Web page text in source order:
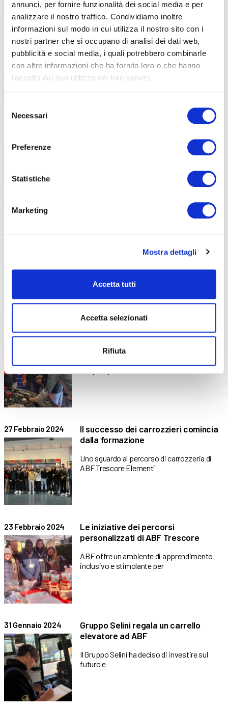
annunci, per fornire funzionalità dei social media e per
analizzare il nostro traffico. Condividiamo inoltre
informazioni sul modo in cui utilizza il nostro sito con i
nostri partner che si occupano di analisi dei dati web,
pubblicità e social media, i quali potrebbero combinarle
con altre informazioni che ha fornito loro o che hanno
raccolto dal suo utilizzo dei loro servizi.
delNecessari
Preferenze
Statistiche
Marketing
Mostra dettagli
Accetta tutti
Accetta selezionati
Rifiuta
17 Maggio 2024
Ford Youth Academy: per i nuovi
talenti del futuro
Si conclude il primo modulo del progetto di
formazione ideato
I ragazzi di ABF scelgono la sostenibilità
5 Aprile 2024
Ultimo appuntamento di “Incontra il
un incontro finale
7 Marzo 2024
I motoristi di ABF: Federico racconta
27 Febbraio 2024
Il successo dei carrozzieri comincia
dalla formazione
Uno sguardo al percorso di carrozzeria di
ABF Trescore Elementi
23 Febbraio 2024
Le iniziative dei percorsi
personalizzati di ABF Trescore
ABF offre un ambiente di apprendimento
inclusivo e stimolante per
31 Gennaio 2024
Gruppo Selini regala un carrello
elevatore ad ABF
Il Gruppo Selini ha deciso di investire sul
futuro e